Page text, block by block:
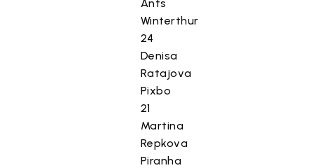
Ants
Winterthur
24
Denisa
Ratajova
Pixbo
21
Martina
Repkova
Piranha
s
ä
l
t
ö
o
n
e
s